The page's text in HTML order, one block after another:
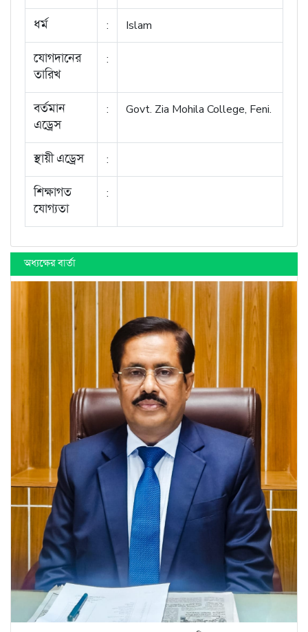
ধর্ম : Islam
যোগদানের
তারিখ
:
বর্তমান
এড্রেস
: Govt. Zia Mohila College, Feni.
স্থায়ী এড্রেস :
শিক্ষাগত
যোগ্যতা
:
অধ্যক্ষের বার্তা